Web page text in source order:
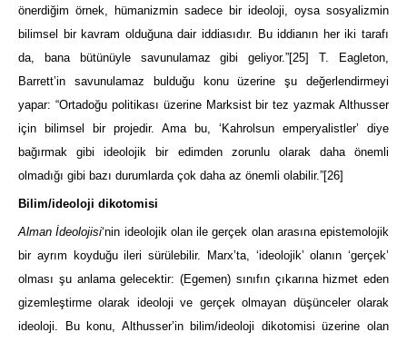
önerdiğim örnek, hümanizmin sadece bir ideoloji, oysa sosyalizmin
bilimsel bir kavram olduğuna dair iddiasıdır. Bu iddianın her iki tarafı
da, bana bütünüyle savunulamaz gibi geliyor.”[25] T. Eagleton,
Barrett’in savunulamaz bulduğu konu üzerine şu değerlendirmeyi
yapar: “Ortadoğu politikası üzerine Marksist bir tez yazmak Althusser
için bilimsel bir projedir. Ama bu, ‘Kahrolsun emperyalistler’ diye
bağırmak gibi ideolojik bir edimden zorunlu olarak daha önemli
olmadığı gibi bazı durumlarda çok daha az önemli olabilir.”[26]
Bilim/ideoloji dikotomisi
Alman İdeolojisi‘nin ideolojik olan ile gerçek olan arasına epistemolojik
bir ayrım koyduğu ileri sürülebilir. Marx’ta, ‘ideolojik’ olanın ‘gerçek’
olması şu anlama gelecektir: (Egemen) sınıfın çıkarına hizmet eden
gizemleştirme olarak ideoloji ve gerçek olmayan düşünceler olarak
ideoloji. Bu konu, Althusser’in bilim/ideoloji dikotomisi üzerine olan